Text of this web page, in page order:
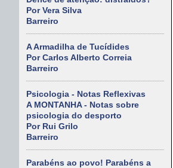
Por Vera Silva
Barreiro
A Armadilha de Tucídides
Por Carlos Alberto Correia
Barreiro
Psicologia - Notas Reflexivas
A MONTANHA - Notas sobre
psicologia do desporto
Por Rui Grilo
Barreiro
Parabéns ao povo! Parabéns a